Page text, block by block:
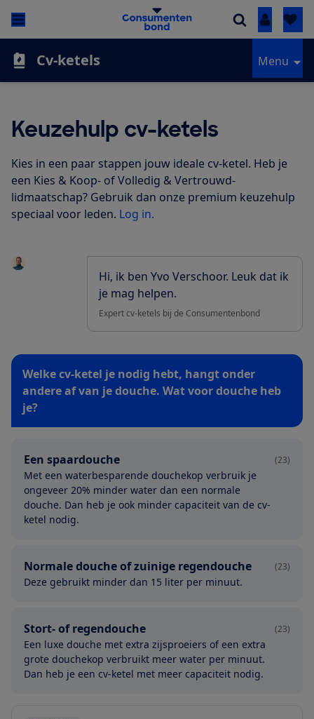
Inloggen
Cv-ketels Menu
Keuzehulp cv-ketels
Kies in een paar stappen jouw ideale cv-ketel. Heb je
een Kies & Koop- of Volledig & Vertrouwd-
lidmaatschap? Gebruik dan onze premium keuzehulp
speciaal voor leden. Log in.
Hi, ik ben Yvo Verschoor. Leuk dat ik
je mag helpen.
Expert cv-ketels bij de Consumentenbond
Welke cv-ketel je nodig hebt, hangt onder
andere af van je douche. Wat voor douche heb
je?
Een spaardouche
Met een waterbesparende douchekop verbruik je
ongeveer 20% minder water dan een normale
douche. Dan heb je ook minder capaciteit van de cv-
ketel nodig.
(23)
Normale douche of zuinige regendouche
Deze gebruikt minder dan 15 liter per minuut.
(23)
Stort- of regendouche
Een luxe douche met extra zijsproeiers of een extra
grote douchekop verbruikt meer water per minuut.
Dan heb je een cv-ketel met meer capaciteit nodig.
(23)